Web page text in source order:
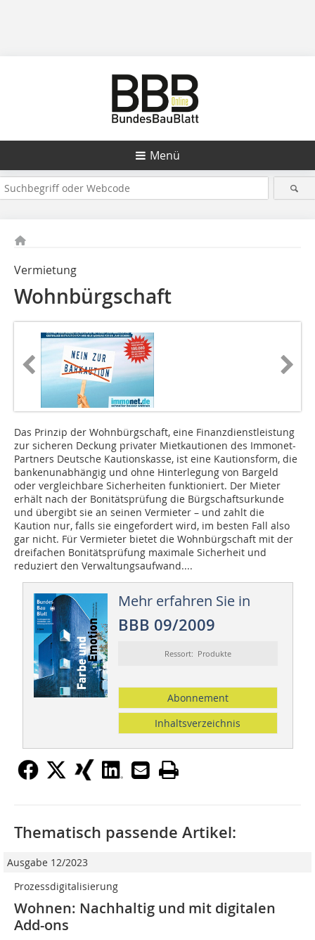
Menü
Vermietung
Wohnbürgschaft
Das Prinzip der Wohnbürgschaft, eine Finanzdienstleistung
zur sicheren Deckung privater Mietkautionen des Immonet-
Partners Deutsche Kautionskasse, ist eine Kautionsform, die
bankenunabhängig und ohne Hinterlegung von Bargeld
oder vergleichbare Sicherheiten funktioniert. Der Mieter
erhält nach der Bonitätsprüfung die Bür­g­schaftsurkunde
und übergibt sie an seinen Vermieter – und zahlt die
Kaution nur, falls sie eingefordert wird, im besten Fall also
gar nicht. Für Vermieter bietet die Wohnbürgschaft mit der
dreifachen Bonitätsprüfung maximale Sicherheit und
reduziert den Verwaltungsaufwand....
Mehr erfahren Sie in
BBB 09/2009
Ressort: Produkte
Abonnement
Inhaltsverzeichnis
Thematisch passende Artikel:
Ausgabe 12/2023
Prozessdigitalisierung
Wohnen: Nachhaltig und mit digitalen
Add-ons